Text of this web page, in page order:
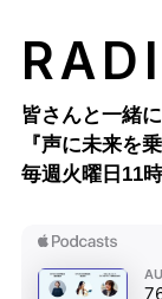
皆さんと一緒
『声に未来を
毎週火曜日11